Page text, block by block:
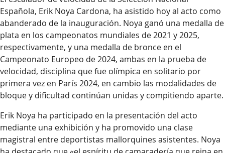
Española, Erik Noya Cardona, ha asistido hoy al acto como
abanderado de la inauguración. Noya ganó una medalla de
plata en los campeonatos mundiales de 2021 y 2025,
respectivamente, y una medalla de bronce en el
Campeonato Europeo de 2024, ambas en la prueba de
velocidad, disciplina que fue olímpica en solitario por
primera vez en París 2024, en cambio las modalidades de
bloque y dificultad continúan unidas y compitiendo aparte.
Erik Noya ha participado en la presentación del acto
mediante una exhibición y ha promovido una clase
magistral entre deportistas mallorquines asistentes. Noya